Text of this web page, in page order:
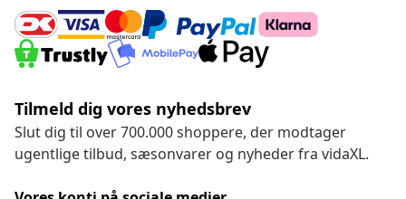
Tilmeld dig vores nyhedsbrev
Slut dig til over 700.000 shoppere, der modtager
ugentlige tilbud, sæsonvarer og nyheder fra vidaXL.